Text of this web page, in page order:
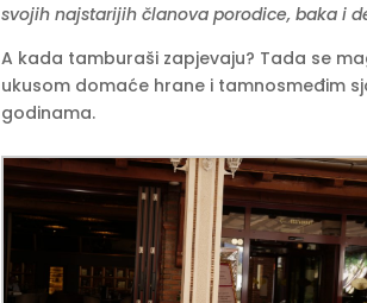
svojih najstarijih članova porodice, baka i
A kada tamburaši zapjevaju? Tada se
ukusom domaće hrane i tamnosmeđim
godinama.